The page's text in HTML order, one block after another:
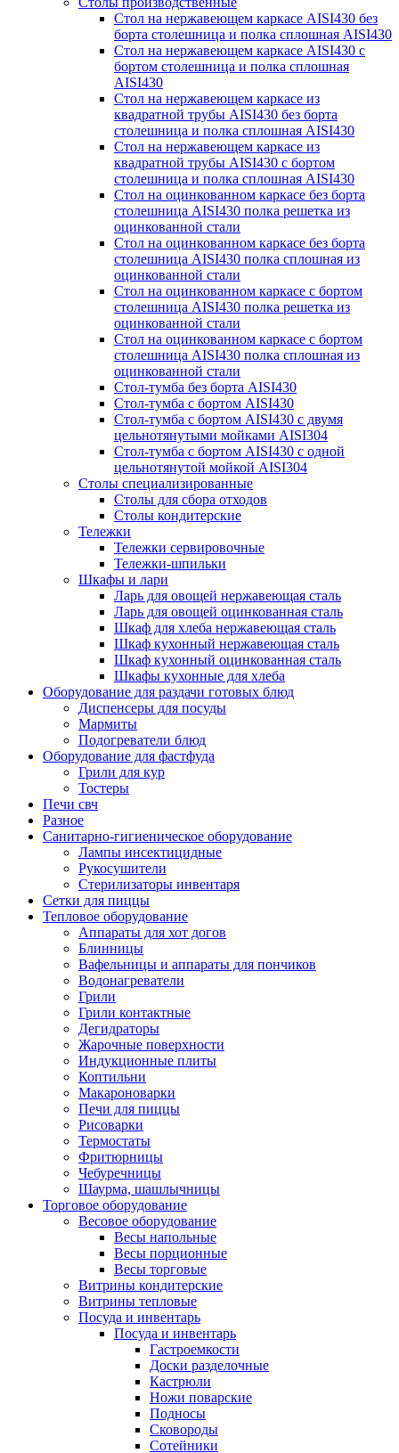
Стол на нержавеющем каркасе AISI430 без
борта столешница и полка сплошная AISI430
Стол на нержавеющем каркасе AISI430 с
бортом столешница и полка сплошная
AISI430
Стол на нержавеющем каркасе из
квадратной трубы AISI430 без борта
столешница и полка сплошная AISI430
Стол на нержавеющем каркасе из
квадратной трубы AISI430 с бортом
столешница и полка сплошная AISI430
Стол на оцинкованном каркасе без борта
столешница AISI430 полка решетка из
оцинкованной стали
Стол на оцинкованном каркасе без борта
столешница AISI430 полка сплошная из
оцинкованной стали
Стол на оцинкованном каркасе с бортом
столешница AISI430 полка решетка из
оцинкованной стали
Стол на оцинкованном каркасе с бортом
столешница AISI430 полка сплошная из
оцинкованной стали
Стол-тумба без борта AISI430
Стол-тумба с бортом AISI430
Стол-тумба с бортом AISI430 с двумя
цельнотянутыми мойками AISI304
Стол-тумба с бортом AISI430 с одной
цельнотянутой мойкой AISI304
Столы специализированные
Столы для сбора отходов
Столы кондитерские
Тележки
Тележки сервировочные
Тележки-шпильки
Шкафы и лари
Ларь для овощей нержавеющая сталь
Ларь для овощей оцинкованная сталь
Шкаф для хлеба нержавеющая сталь
Шкаф кухонный нержавеющая сталь
Шкаф кухонный оцинкованная сталь
Шкафы кухонные для хлеба
Оборудование для раздачи готовых блюд
Диспенсеры для посуды
Мармиты
Подогреватели блюд
Оборудование для фастфуда
Грили для кур
Тостеры
Печи свч
Разное
Санитарно-гигиеническое оборудование
Лампы инсектицидные
Рукосушители
Стерилизаторы инвентаря
Сетки для пиццы
Тепловое оборудование
Аппараты для хот догов
Блинницы
Вафельницы и аппараты для пончиков
Водонагреватели
Грили
Грили контактные
Дегидраторы
Жарочные поверхности
Индукционные плиты
Коптильни
Макароноварки
Печи для пиццы
Рисоварки
Термостаты
Фритюрницы
Чебуречницы
Шаурма, шашлычницы
Торговое оборудование
Весовое оборудование
Весы напольные
Весы порционные
Весы торговые
Витрины кондитерские
Витрины тепловые
Посуда и инвентарь
Посуда и инвентарь
Гастроемкости
Доски разделочные
Кастрюли
Ножи поварские
Подносы
Сковороды
Сотейники